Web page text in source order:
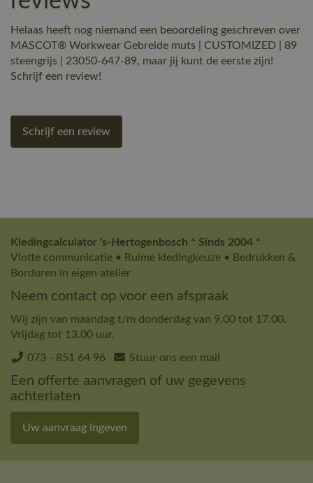
Helaas heeft nog niemand een beoordeling geschreven over
MASCOT® Workwear Gebreide muts | CUSTOMIZED | 89
steengrijs | 23050-647-89, maar jij kunt de eerste zijn!
Schrijf een review!
Schrijf een review
Kledingcalculator 's-Hertogenbosch * Sinds 2004 *
Vlotte communicatie • Ruime kledingkeuze • Bedrukken &
Borduren in eigen atelier
Neem contact op voor een afspraak
Wij zijn van maandag t/m donderdag van 9.00 tot 17.00.
Vrijdag tot 13.00 uur.
073 - 851 64 96 Stuur ons een mail
Een offerte aanvragen of uw gegevens
achterlaten
Uw aanvraag ingeven